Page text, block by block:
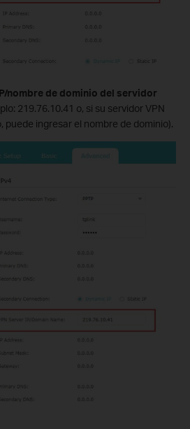
nombre de dominio del servidor
219.76.10.41 o, si su servidor VPN
puede ingresar el nombre de dominio).